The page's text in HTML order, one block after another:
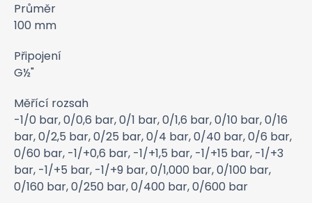
Průměr
100 mm
Připojení
G½"
Měřící rozsah
-1/0 bar, 0/0,6 bar, 0/1 bar, 0/1,6 bar, 0/10 bar, 0/16
bar, 0/2,5 bar, 0/25 bar, 0/4 bar, 0/40 bar, 0/6 bar,
0/60 bar, -1/+0,6 bar, -1/+1,5 bar, -1/+15 bar, -1/+3
bar, -1/+5 bar, -1/+9 bar, 0/1,000 bar, 0/100 bar,
0/160 bar, 0/250 bar, 0/400 bar, 0/600 bar